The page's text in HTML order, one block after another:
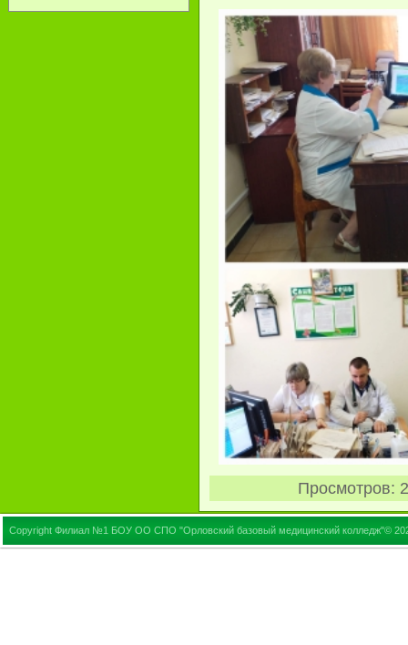
Просмотров:
Copyright Филиал №1 БОУ ОО СПО "Орловский базовый медицинский колледж"©